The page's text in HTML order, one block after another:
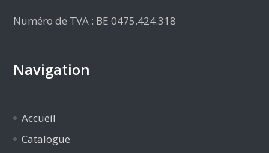
Numéro de TVA : BE 0475.424.318
Navigation
Accueil
Catalogue